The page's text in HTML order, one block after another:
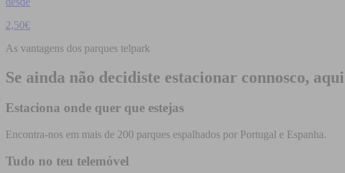
2,50€
As vantagens dos parques telpark
Se ainda não decidiste estacionar connosco,
Estaciona onde quer que estejas
Encontra-nos em mais de 200 parques espalhados por Portugal e Espanha.
Tudo no teu telemóvel